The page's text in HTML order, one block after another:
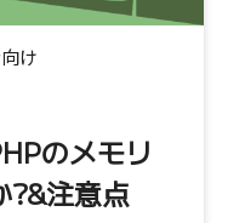
け
のメモリ
?&注意点